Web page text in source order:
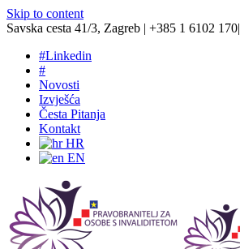
Skip to content
Savska cesta 41/3, Zagreb | +385 1 6102 170|
#Linkedin
#
Novosti
Izvješća
Česta Pitanja
Kontakt
HR
EN